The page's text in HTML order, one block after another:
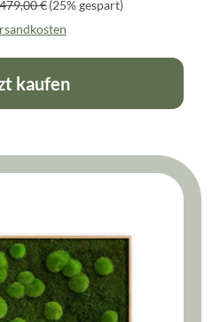
€ (25% gespart)
kaufen